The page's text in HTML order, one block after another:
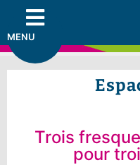
MENU
Trois
pour